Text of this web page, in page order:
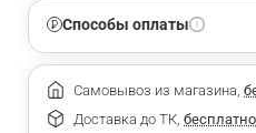
Способы оплаты
Самовывоз из магазина,
Доставка до ТК, бесплатно